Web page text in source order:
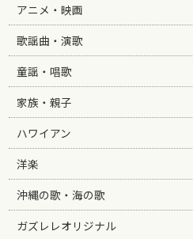
アニメ・映画
歌謡曲・演歌
童謡・唱歌
家族・親子
ハワイアン
洋楽
沖縄の歌・海の歌
ガズレレオリジナル